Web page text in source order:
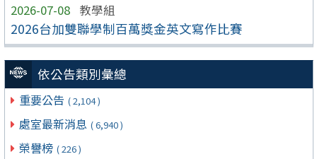
2026-07-08 教學組
2026台加雙聯學制百萬獎金英文寫作比賽
依公告類別彙總
重要公告 ( 2,104 )
處室最新消息 ( 6,940 )
榮譽榜 ( 226 )